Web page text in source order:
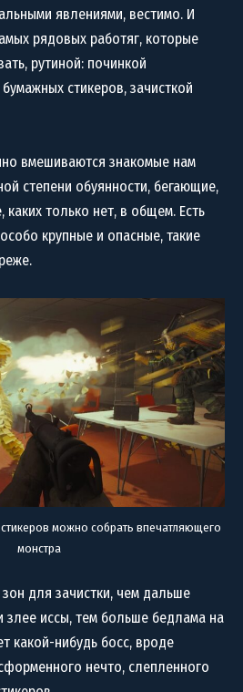
явлениями, вестимо. И
рядовых работяг, которые
рутиной: починкой
стикеров, зачисткой
вмешиваются знакомые нам
степени обуянности, бегающие,
только нет, в общем. Есть
крупные и опасные, такие
можно собрать впечатляющего
монстра
для зачистки, чем дальше
злее иссы, тем больше бедлама на
какой-нибудь босс, вроде
нечто, слепленного